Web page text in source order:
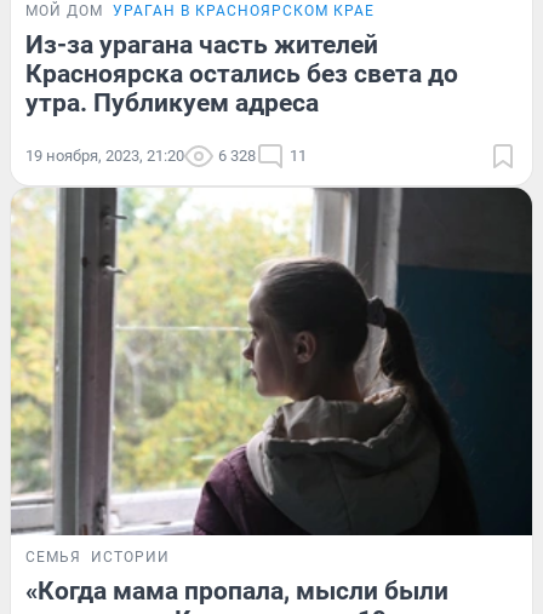
МОЙ ДОМ УРАГАН В КРАСНОЯРСКОМ КРАЕ
Из-за урагана часть жителей
Красноярска остались без света до
утра. Публикуем адреса
19 ноября, 2023, 21:20 6 328 11
СЕМЬЯ ИСТОРИИ
«Когда мама пропала, мысли были